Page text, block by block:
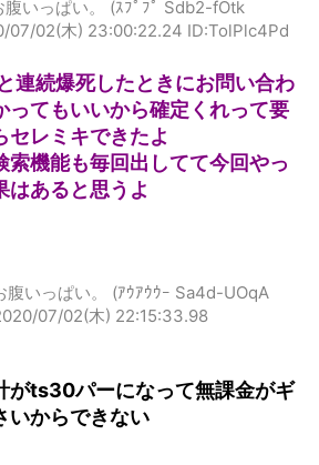
腹いっぱい。 (ｽﾌﾟﾌﾟ Sdb2-fOtk
連続爆死したときにお問い合わ
てもいいから確定くれって要
レミキできたよ
索機能も毎回出してて今回やっ
腹いっぱい。 (ｱｳｱｳｳｰ Sa4d-UOqA
がts30パーになって無課金がギ